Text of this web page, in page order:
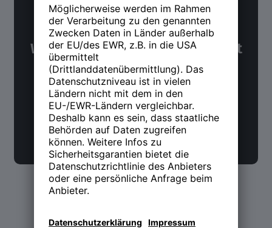
NWX Newsletter
Was Du über Arbeit und Zukunft
wissen möchtest. Alle 14 Tage.
Jetzt anmelden